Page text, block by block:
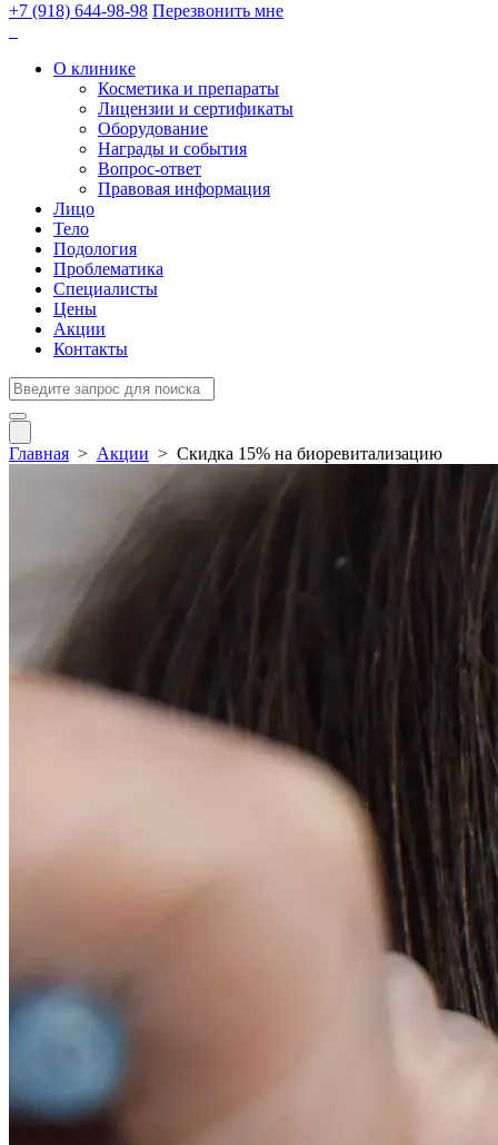
+7 (918) 644-98-98 Перезвонить мне
О клинике
Косметика и препараты
Лицензии и сертификаты
Оборудование
Награды и события
Вопрос-ответ
Правовая информация
Лицо
Тело
Подология
Проблематика
Специалисты
Цены
Акции
Контакты
Главная > Акции > Скидка 15% на биоревитализацию